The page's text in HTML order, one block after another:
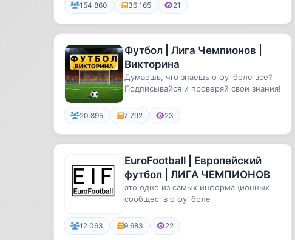
154 860 36 165 21
Футбол | Лига Чемпионов |
Викторина
Думаешь, что знаешь о футболе все?
Подписывайся и проверяй свои знания!
20 895 7 792 23
EuroFootball | Европейский
футбол | ЛИГА ЧЕМПИОНОВ
это одно из самых информационных
сообществ о футболе
12 063 9 683 22